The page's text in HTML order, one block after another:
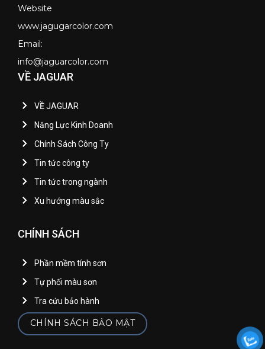
Website
www.jagugarcolor.com
Email:
info@jaguarcolor.com
VỀ JAGUAR
VỀ JAGUAR
Năng Lực Kinh Doanh
Chính Sách Công Ty
Tin tức công ty
Tin tức trong ngành
Xu hướng màu sắc
CHÍNH SÁCH
Phần mềm tính sơn
Tự phối màu sơn
Tra cứu bảo hành
CHÍNH SÁCH BẢO MẬT